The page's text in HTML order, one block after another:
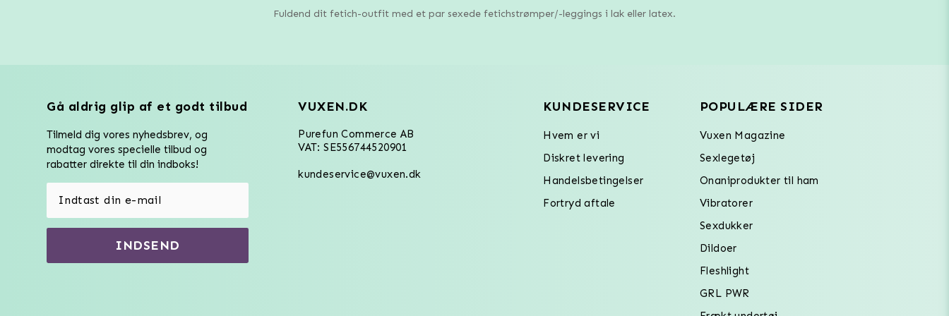
Fuldend dit fetich-outfit med et par sexede fetichstrømper/-leggings i lak eller latex.
Gå aldrig glip af et godt tilbud
Tilmeld dig vores nyhedsbrev, og
modtag vores specielle tilbud og
rabatter direkte til din indboks!
INDSEND
VUXEN.DK
Purefun Commerce AB
VAT: SE556744520901
kundeservice@vuxen.dk
KUNDESERVICE
Hvem er vi
Diskret levering
Handelsbetingelser
Fortryd aftale
POPULÆRE SIDER
Vuxen Magazine
Sexlegetøj
Onaniprodukter til ham
Vibratorer
Sexdukker
Dildoer
Fleshlight
GRL PWR